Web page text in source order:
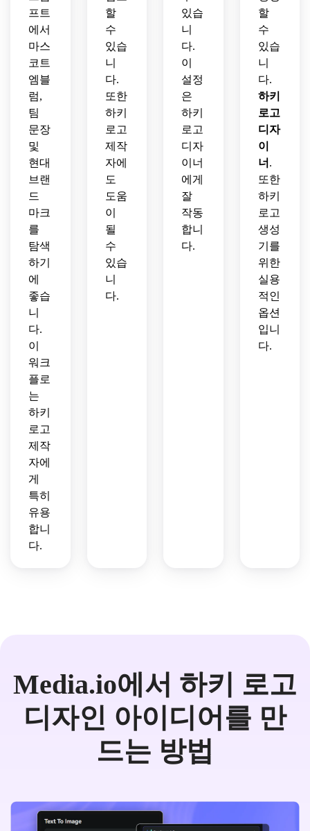
프트
에서
마스
코트
엠블
럼,
팀
문장
및
현대
브랜
드
마크
를
탐색
하기
에
좋습
니
다.
이
워크
플로
는
하키
로고
제작
자에
게
특히
유용
합니
다.
할
수
있습
니
다.
또한
하키
로고
제작
자에
도
도움
이
될
수
있습
니
다.
있습
니
다.
이
설정
은
하키
로고
디자
이너
에게
잘
작동
합니
다.
할
수
있습
니
다.
하키
로고
디자
이
너 .
또한
하키
로고
생성
기를
위한
실용
적인
옵션
입니
다.
Media.io에서 하키 로고
디자인 아이디어를 만
드는 방법